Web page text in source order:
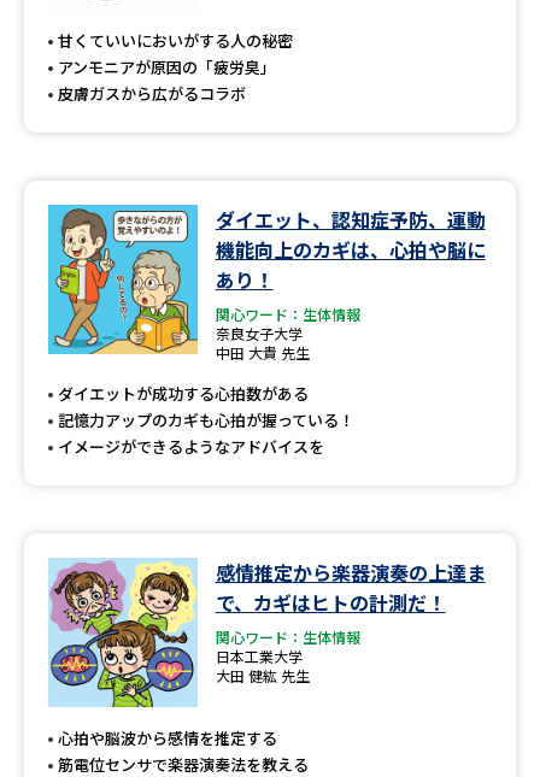
Ｑ＆Ａ よくあるご質問
テレメール
お支払いサイト
個人情報取扱規定
特定商取引表記
甘くていいにおいがする人の秘密
アンモニアが原因の「疲労臭」
皮膚ガスから広がるコラボ
ダイエット、認知症予防、運動
機能向上のカギは、心拍や脳に
あり！
関心ワード：生体情報
奈良女子大学
中田 大貴 先生
ダイエットが成功する心拍数がある
記憶力アップのカギも心拍が握っている！
イメージができるようなアドバイスを
感情推定から楽器演奏の上達ま
で、カギはヒトの計測だ！
関心ワード：生体情報
日本工業大学
大田 健紘 先生
心拍や脳波から感情を推定する
筋電位センサで楽器演奏法を教える